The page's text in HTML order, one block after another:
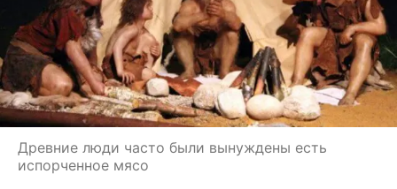
Древние люди часто были вынуждены есть
испорченное мясо